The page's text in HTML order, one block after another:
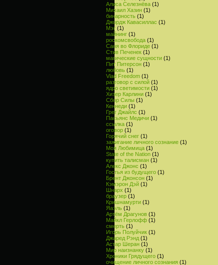
Алиса Селезнёва (1)
Михаил Хазин (1)
бинарность (1)
Джордж Кавасиллас (1)
Мэг (1)
майнинг (1)
роскомсвобода (1)
Саня во Флориде (1)
Стив Печенек (1)
магические сущности (1)
Пит Питерсон (1)
любовь (1)
Vlad Freedom (1)
разговор с силой (1)
ядро светимости (1)
Хизер Карлини (1)
Сбор Силы (1)
Кеннеди (1)
Грег Джайлс (1)
Пасьянс Медичи (1)
ссылка (1)
оговор (1)
Горячий снег (1)
зажигание личного сознание (1)
Моя Любимица (1)
State of the Nation (1)
купить талисман (1)
Алекс Джонс (1)
Гостья из будущего (1)
Брент Джонсон (1)
Кэмэрон Дэй (1)
Шнарх (1)
браузер (1)
Кришнамурти (1)
Яаэль (1)
Артём Драгунов (1)
Майкл Герлофф (1)
смерть (1)
Игорь Полуйчик (1)
Джаред Рэнд (1)
Астар Шеран (1)
Мир наизнанку (1)
Хроники Грядущего (1)
очищение личного сознания (1)